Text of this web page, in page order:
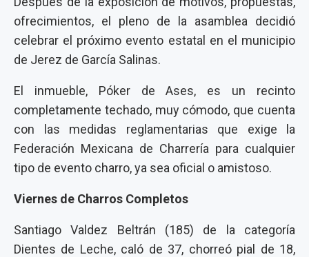
ofrecimientos, el pleno de la asamblea decidió
celebrar el próximo evento estatal en el municipio
de Jerez de García Salinas.
El inmueble, Póker de Ases, es un recinto
completamente techado, muy cómodo, que cuenta
con las medidas reglamentarias que exige la
Federación Mexicana de Charrería para cualquier
tipo de evento charro, ya sea oficial o amistoso.
Viernes de Charros Completos
Santiago Valdez Beltrán (185) de la categoría
Dientes de Leche, caló de 37, chorreó pial de 18,